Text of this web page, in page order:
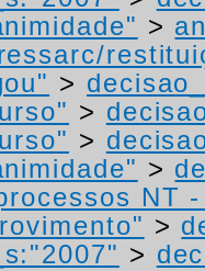
>
>
>
>
>
NT
>
>